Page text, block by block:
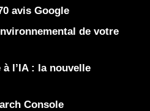
avis Google
de votre
l’IA : la nouvelle
Console